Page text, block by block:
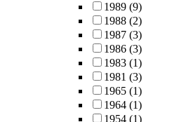
1989 (9)
1988 (2)
1987 (3)
1986 (3)
1983 (1)
1981 (3)
1965 (1)
1964 (1)
1954 (1)